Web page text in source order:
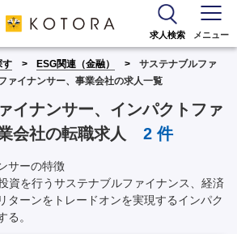
求人検索 メニュー
す ESG関連（金融）
サステナブルファ
ァイナンサー、事業会社の求人一覧
イナンサー、インパクトファ
会社の転職求人
2件
サーの特徴
資を行うサステナブルファイナンス、経済
ターンをトレードオンを実現するインパク
る。